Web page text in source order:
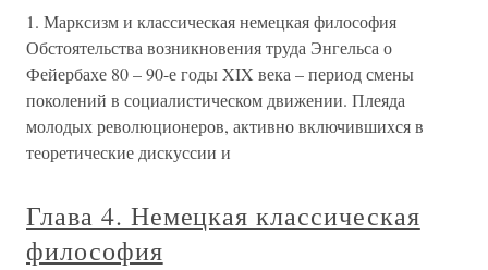
1. Марксизм и классическая немецкая философия
Обстоятельства возникновения труда Энгельса о
Фейербахе 80 – 90-е годы XIX века – период смены
поколений в социалистическом движении. Плеяда
молодых революционеров, активно включившихся в
теоретические дискуссии и
Глава 4. Немецкая классическая
философия